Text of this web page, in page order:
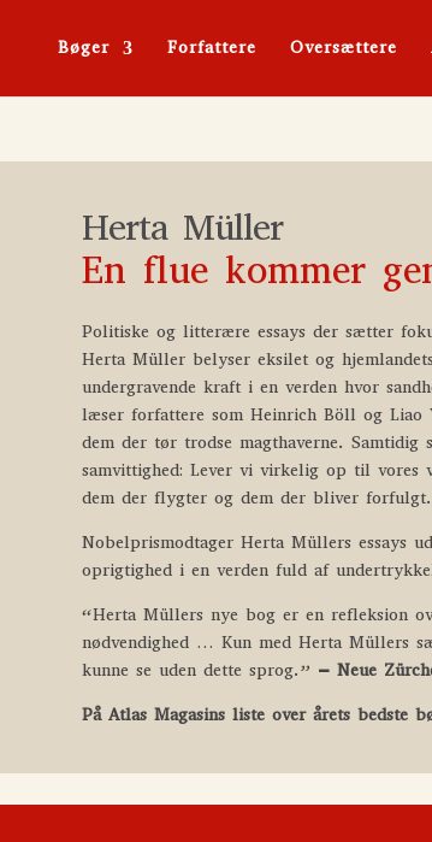
Bøger Forfattere Oversættere
Herta Müller
En flue kommer
Politiske og litterære essays der sætter
Herta Müller belyser eksilet og
undergravende kraft i en verden hvor
læser forfattere som Heinrich Böll og
dem der tør trodse magthaverne.
samvittighed: Lever vi virkelig op til
dem der flygter og dem der bliver forfulgt.
Nobelprismodtager Herta Müllers essays
oprigtighed i en verden fuld af
“Herta Müllers nye bog er en refleksion
nødvendighed … Kun med Herta Müllers
kunne se uden dette sprog.” – Neue
På Atlas Magasins liste over årets bedste